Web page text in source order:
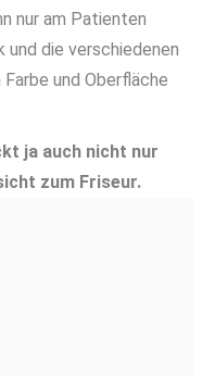
nur am Patienten
und die verschiedenen
und Oberfläche
ja auch nicht nur
zum Friseur.